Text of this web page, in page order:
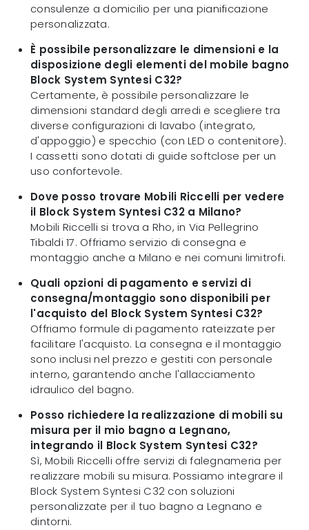
consulenze a domicilio per una pianificazione
personalizzata.
È possibile personalizzare le dimensioni e la
disposizione degli elementi del mobile bagno
Block System Syntesi C32?
Certamente, è possibile personalizzare le
dimensioni standard degli arredi e scegliere tra
diverse configurazioni di lavabo (integrato,
d'appoggio) e specchio (con LED o contenitore).
I cassetti sono dotati di guide softclose per un
uso confortevole.
Dove posso trovare Mobili Riccelli per vedere
il Block System Syntesi C32 a Milano?
Mobili Riccelli si trova a Rho, in Via Pellegrino
Tibaldi 17. Offriamo servizio di consegna e
montaggio anche a Milano e nei comuni limitrofi.
Quali opzioni di pagamento e servizi di
consegna/montaggio sono disponibili per
l'acquisto del Block System Syntesi C32?
Offriamo formule di pagamento rateizzate per
facilitare l'acquisto. La consegna e il montaggio
sono inclusi nel prezzo e gestiti con personale
interno, garantendo anche l'allacciamento
idraulico del bagno.
Posso richiedere la realizzazione di mobili su
misura per il mio bagno a Legnano,
integrando il Block System Syntesi C32?
Sì, Mobili Riccelli offre servizi di falegnameria per
realizzare mobili su misura. Possiamo integrare il
Block System Syntesi C32 con soluzioni
personalizzate per il tuo bagno a Legnano e
dintorni.